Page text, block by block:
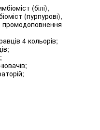
(білі),
(пурпурові),
промодоповнення
4 кольорів;